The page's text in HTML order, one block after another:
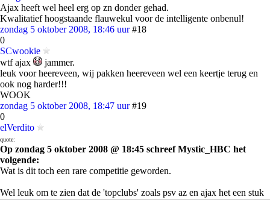
Ajax heeft wel heel erg op zn donder gehad.
Kwalitatief hoogstaande flauwekul voor de intelligente onbenul!
zondag 5 oktober 2008, 18:46 uur #18
0
SCwookie
wtf ajax
jammer.
leuk voor heereveen, wij pakken heereveen wel een keertje terug en
ook nog harder!!!
WOOK
zondag 5 oktober 2008, 18:47 uur #19
0
elVerdito
quote:
Op zondag 5 oktober 2008 @ 18:45 schreef Mystic_HBC het
volgende:
Wat is dit toch een rare competitie geworden.
Wel leuk om te zien dat de 'topclubs' zoals psv az en ajax het een stuk
moeilijker krijgen en dat middenmoters zoals nac groningen en